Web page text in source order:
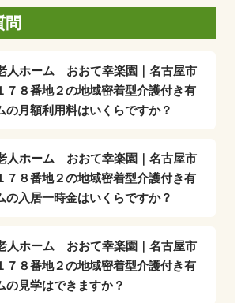
問
人ホーム おおて幸楽園｜名古屋市
７８番地２の地域密着型介護付き有
の月額利用料はいくらですか？
人ホーム おおて幸楽園｜名古屋市
７８番地２の地域密着型介護付き有
の入居一時金はいくらですか？
人ホーム おおて幸楽園｜名古屋市
７８番地２の地域密着型介護付き有
の見学はできますか？